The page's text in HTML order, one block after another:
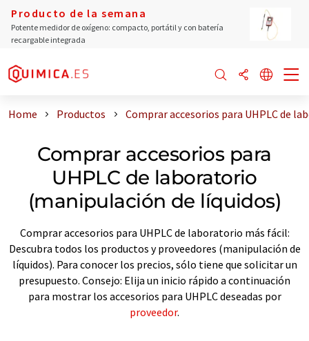
Producto de la semana
Potente medidor de oxígeno: compacto, portátil y con batería
recargable integrada
Home Productos Comprar accesorios para UHPLC de
Comprar accesorios para
UHPLC de laboratorio
(manipulación de líquidos)
Comprar accesorios para UHPLC de laboratorio más fácil:
Descubra todos los productos y proveedores (manipulación de
líquidos). Para conocer los precios, sólo tiene que solicitar un
presupuesto. Consejo: Elija un inicio rápido a continuación
para mostrar los accesorios para UHPLC deseadas por
proveedor.